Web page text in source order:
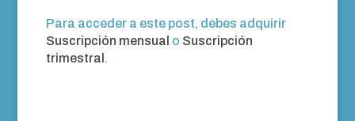
Para acceder a este post, debes adquirir
Suscripción mensual o Suscripción
trimestral .